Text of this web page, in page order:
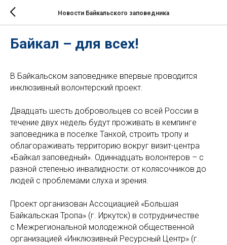
Новости Байкальского заповедника
Байкал – для всех!
В Байкальском заповеднике впервые проводится
инклюзивный волонтерский проект.
Двадцать шесть добровольцев со всей России в
течение двух недель будут проживать в кемпинге
заповедника в поселке Танхой, строить тропу и
облагораживать территорию вокруг визит-центра
«Байкал заповедный». Одиннадцать волонтеров – с
разной степенью инвалидности: от колясочников до
людей с проблемами слуха и зрения.
Проект организован Ассоциацией «Большая
Байкальская Тропа» (г. Иркутск) в сотрудничестве
с Межрегиональной молодежной общественной
организацией «Инклюзивный Ресурсный Центр» (г.